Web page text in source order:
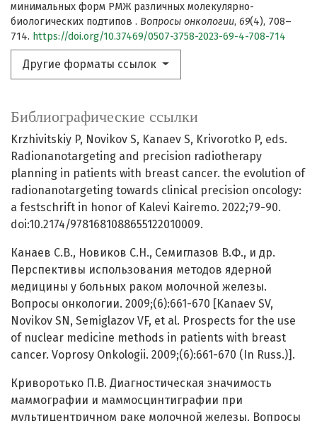
минимальных форм РМЖ различных молекулярно-
биологических подтипов . Вопросы онкологии, 69(4), 708–
714. https://doi.org/10.37469/0507-3758-2023-69-4-708-714
Другие форматы ссылок
Библиографические ссылки
Krzhivitskiy P, Novikov S, Kanaev S, Krivorotko P, eds.
Radionanotargeting and precision radiotherapy
planning in patients with breast cancer. the evolution of
radionanotargeting towards clinical precision oncology:
a festschrift in honor of Kalevi Kairemo. 2022;79-90.
doi:10.2174/9781681088655122010009.
Канаев С.В., Новиков С.Н., Семиглазов В.Ф., и др.
Перспективы использования методов ядерной
медицины у больных раком молочной железы.
Вопросы онкологии. 2009;(6):661-670 [Kanaev SV,
Novikov SN, Semiglazov VF, et al. Prospects for the use
of nuclear medicine methods in patients with breast
cancer. Voprosy Onkologii. 2009;(6):661-670 (In Russ.)].
Криворотько П.В. Диагностическая значимость
маммографии и маммосцинтиграфии при
мультицентричном раке молочной железы. Вопросы